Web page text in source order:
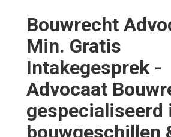
Bouwrecht
Min. Gratis
Intakegesprek -
Advocaat
gespecialiseerd
bouwgeschillen